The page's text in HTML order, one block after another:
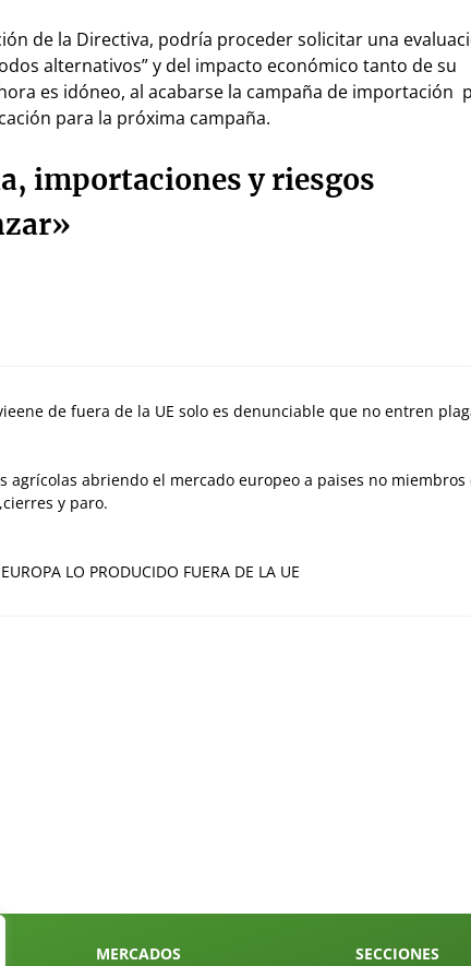
de la Directiva, podría proceder solicitar una
alternativos” y del impacto económico tanto de su
es idóneo, al acabarse la campaña de importación
para la próxima campaña.
importaciones y riesgos
de fuera de la UE solo es denunciable que no entren
agrícolas abriendo el mercado europeo a paises no miembros
y paro.
LO PRODUCIDO FUERA DE LA UE
MERCADOS SECCIONES